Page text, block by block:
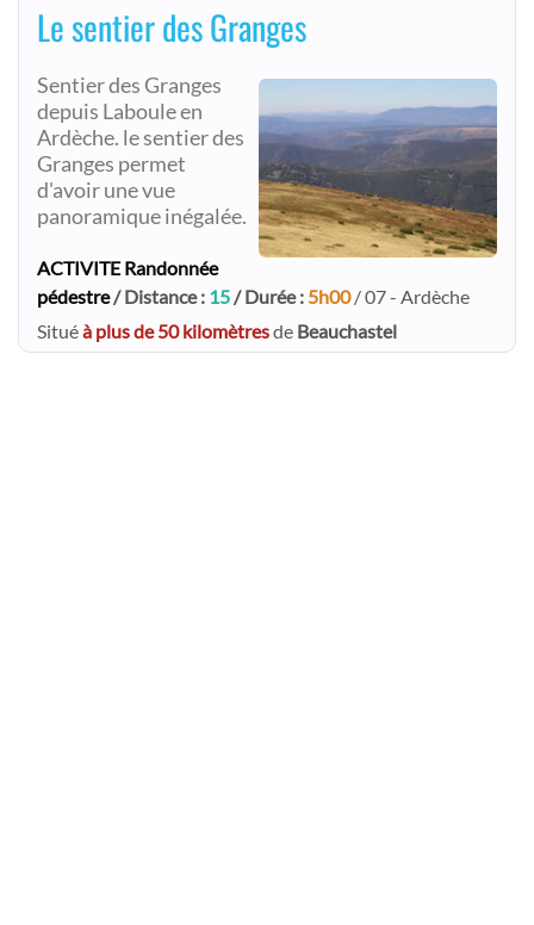
Le sentier des Granges
Sentier des Granges
depuis Laboule en
Ardèche. le sentier des
Granges permet
d'avoir une vue
panoramique inégalée.
ACTIVITE Randonnée
pédestre/ Distance : 15/ Durée : 5h00/ 07 - Ardèche
Situéà plus de 50 kilomètresde Beauchastel